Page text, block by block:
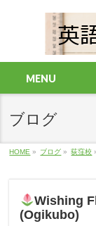
MENU
ブログ
HOME » ブログ » 荻窪校
Wishing
(Ogikubo)